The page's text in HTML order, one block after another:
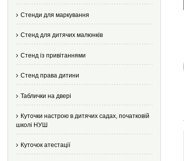
Стенди для маркування
Стенд для дитячих малюнків
Стенд із привітаннями
Стенд права дитини
Таблички на двері
Куточки настрою в дитячих садах, початковій
школі НУШ
Куточок атестації